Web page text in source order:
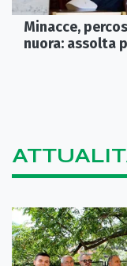
Minacce,
nuora: assolta